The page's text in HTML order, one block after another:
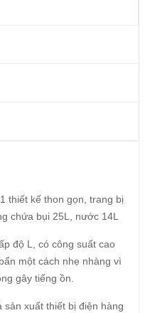
thiết kế thon gọn, trang bị
chứa bụi 25L, nước 14L
độ L, có công suất cao
một cách nhẹ nhàng vì
gây tiếng ồn.
xuất thiết bị điện hàng